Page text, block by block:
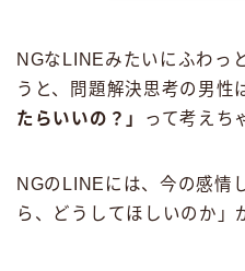
NGなLINEみたいにふわっ
うと、問題解決思考の男性
たらいいの？」
って考えち
NGのLINEには、今の感情
ら、どうしてほしいのか」